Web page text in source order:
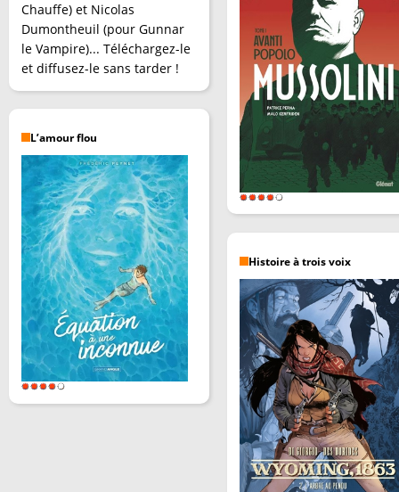
Chauffe) et Nicolas
Dumontheuil (pour Gunnar
le Vampire)... Téléchargez-le
et diffusez-le sans tarder !
L’amour flou
Histoire à trois voix